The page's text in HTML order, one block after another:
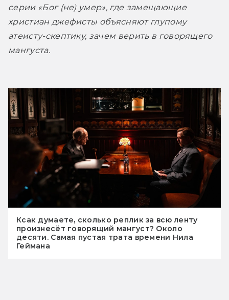
серии «Бог (не) умер», где замещающие
христиан джефисты объясняют глупому
атеисту-скептику, зачем верить в говорящего
мангуста.
Ксак думаете, сколько реплик за всю ленту
произнесёт говорящий мангуст? Около
десяти. Самая пустая трата времени Нила
Геймана